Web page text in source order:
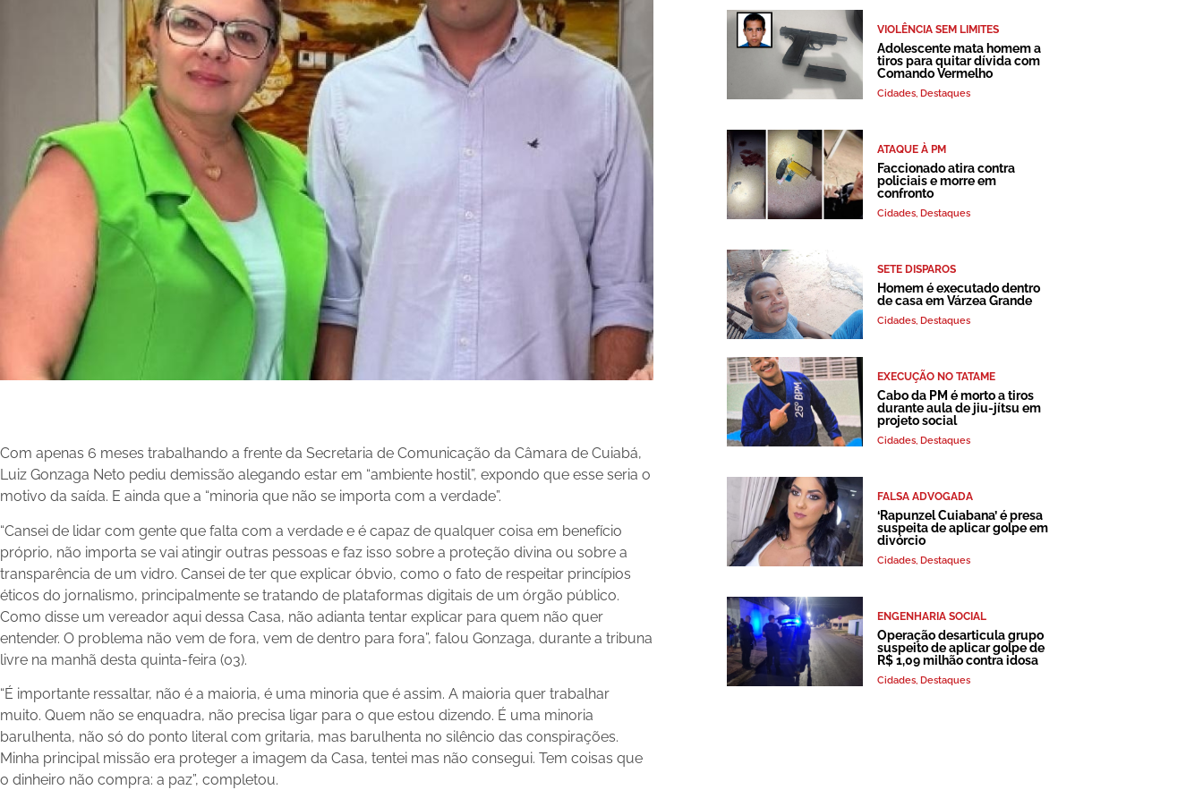
Com apenas 6 meses trabalhando a frente da Secretaria de Comunicação da Câmara de Cuiabá,
Luiz Gonzaga Neto pediu demissão alegando estar em “ambiente hostil”, expondo que esse seria o
motivo da saída. E ainda que a “minoria que não se importa com a verdade”.
“Cansei de lidar com gente que falta com a verdade e é capaz de qualquer coisa em benefício
próprio, não importa se vai atingir outras pessoas e faz isso sobre a proteção divina ou sobre a
transparência de um vidro. Cansei de ter que explicar óbvio, como o fato de respeitar princípios
éticos do jornalismo, principalmente se tratando de plataformas digitais de um órgão público.
Como disse um vereador aqui dessa Casa, não adianta tentar explicar para quem não quer
entender. O problema não vem de fora, vem de dentro para fora”, falou Gonzaga, durante a tribuna
livre na manhã desta quinta-feira (03).
“É importante ressaltar, não é a maioria, é uma minoria que é assim. A maioria quer trabalhar
muito. Quem não se enquadra, não precisa ligar para o que estou dizendo. É uma minoria
barulhenta, não só do ponto literal com gritaria, mas barulhenta no silêncio das conspirações.
Minha principal missão era proteger a imagem da Casa, tentei mas não consegui. Tem coisas que
o dinheiro não compra: a paz”, completou.
VIOLÊNCIA SEM LIMITES
Adolescente mata homem a
tiros para quitar dívida com
Comando Vermelho
Cidades, Destaques
ATAQUE À PM
Faccionado atira contra
policiais e morre em
confronto
Cidades, Destaques
SETE DISPAROS
Homem é executado dentro
de casa em Várzea Grande
Cidades, Destaques
EXECUÇÃO NO TATAME
Cabo da PM é morto a tiros
durante aula de jiu-jítsu em
projeto social
Cidades, Destaques
FALSA ADVOGADA
‘Rapunzel Cuiabana’ é presa
suspeita de aplicar golpe em
divórcio
Cidades, Destaques
ENGENHARIA SOCIAL
Operação desarticula grupo
suspeito de aplicar golpe de
R$ 1,09 milhão contra idosa
Cidades, Destaques